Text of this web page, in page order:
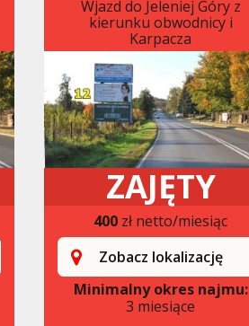
Wjazd do Jeleniej Góry z
kierunku obwodnicy i
Karpacza
ZAJĘTY
400 zł netto/miesiąc
Zobacz lokalizację
Minimalny okres najmu:
3 miesiące